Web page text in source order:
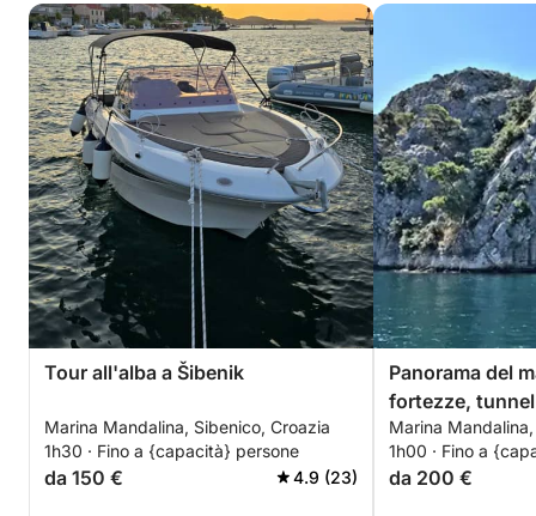
Tour all'alba a Šibenik
Marina Mandalina, Sibenico, Croazia
1h30 · Fino a {capacità} persone
da 150 € 4.9 (23)
Panorama del
fortezze,
Marina
1h00 · Fino a
da 200 €